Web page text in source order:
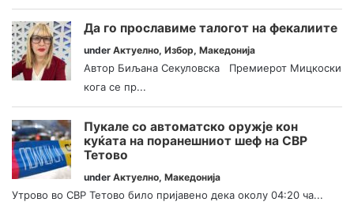
Да го прославиме талогот на фекалиите
under Актуелно, Избор, Македонија
Автор Биљана Секуловска Премиерот Мицкоски
кога се пр...
Пукале со автоматско оружје кон
куќата на поранешниот шеф на СВР
Тетово
under Актуелно, Македонија
Утрово во СВР Тетово било пријавено дека околу 04:20 ча...